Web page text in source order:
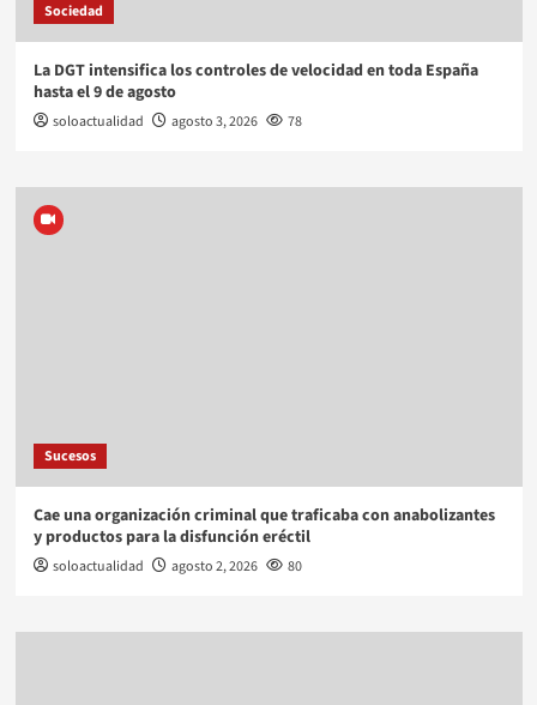
Sociedad
La DGT intensifica los controles de velocidad en toda España
hasta el 9 de agosto
soloactualidad agosto 3, 2026 78
Sucesos
Cae una organización criminal que traficaba con anabolizantes
y productos para la disfunción eréctil
soloactualidad agosto 2, 2026 80